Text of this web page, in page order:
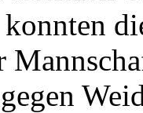
konnten